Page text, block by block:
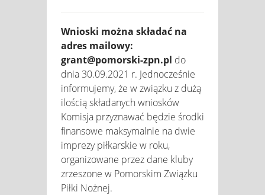
Wnioski można składać na
adres mailowy:
grant@pomorski-zpn.pl do
dnia 30.09.2021 r. Jednocześnie
informujemy, że w związku z dużą
ilością składanych wniosków
Komisja przyznawać będzie środki
finansowe maksymalnie na dwie
imprezy piłkarskie w roku,
organizowane przez dane kluby
zrzeszone w Pomorskim Związku
Piłki Nożnej.